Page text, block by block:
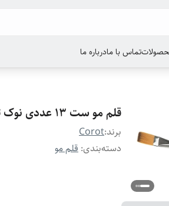
تماس با مادرباره ما
قلم مو ست 13 عددی نوک تخت آرتیست کد 8002
برند:Corot
دسته‌بندی: قلم مو